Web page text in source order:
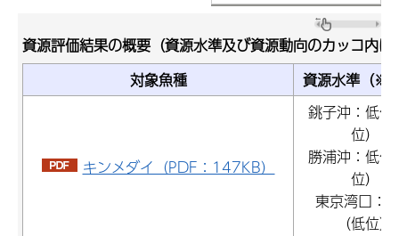
資源評価結果の概要（資源水準及び資源動向のカッコ内
対象魚種
資源水準（※
キンメダイ（PDF：147KB）
銚子沖：低位
位）
勝浦沖：低位
位）
東京湾口：
（低位）